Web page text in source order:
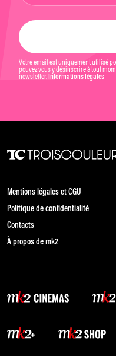
Votre email est uniquement utilisé
pouvez vous y désinscrire à tout
newsletter. Informations légales
Mentions légales et CGU
Politique de confidentialité
Contacts
À propos de mk2